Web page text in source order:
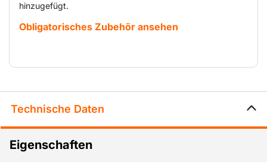
Materialien sicher bis auf die gewünschte Höhe
befördern, um dort allerlei Arbeiten durchzuführen.
Innenbereich.
hinzugefügt.
Obligatorisches Zubehör ansehen
Technische Daten
Eigenschaften